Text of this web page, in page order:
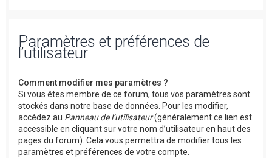
Paramètres et préférences de
l’utilisateur
Comment modifier mes paramètres ?
Si vous êtes membre de ce forum, tous vos paramètres sont
stockés dans notre base de données. Pour les modifier,
accédez au Panneau de l’utilisateur(généralement ce lien est
accessible en cliquant sur votre nom d’utilisateur en haut des
pages du forum). Cela vous permettra de modifier tous les
paramètres et préférences de votre compte.